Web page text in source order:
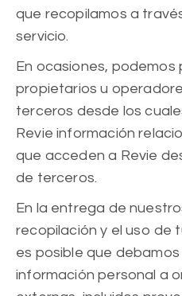
que recopilamos a
servicio.
En ocasiones, podemos
propietarios u
terceros desde los
Revie información
que acceden a Revie
de terceros.
En la entrega de
recopilación y el uso de
es posible que
información personal a